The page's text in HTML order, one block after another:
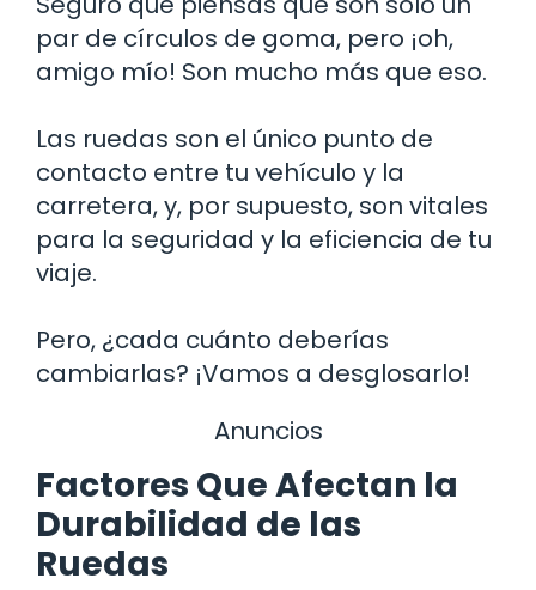
par de círculos de goma, pero ¡oh,
amigo mío! Son mucho más que eso.
Las ruedas son el único punto de
contacto entre tu vehículo y la
carretera, y, por supuesto, son vitales
para la seguridad y la eficiencia de tu
viaje.
Pero, ¿cada cuánto deberías
cambiarlas? ¡Vamos a desglosarlo!
Anuncios
Factores Que Afectan la
Durabilidad de las
Ruedas